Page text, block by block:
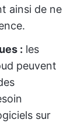
ainsi de ne
: les
peuvent
sur